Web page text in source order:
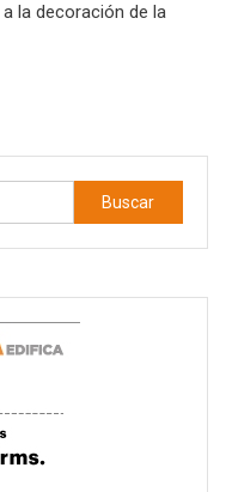
la decoración de la
Buscar: